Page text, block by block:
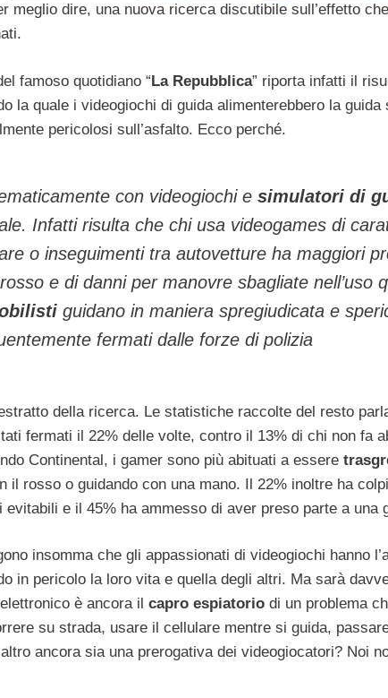
meglio dire, una nuova ricerca discutibile sull’effetto
famoso quotidiano “La Repubblica” riporta infatti il
la quale i videogiochi di guida alimenterebbero la
pericolosi sull’asfalto. Ecco perché.
con videogiochi e simulatori di
Infatti risulta che chi usa videogames di
o inseguimenti tra autovetture ha maggiori
e di danni per manovre sbagliate nell’uso
guidano in maniera spregiudicata e
fermati dalle forze di polizia
della ricerca. Le statistiche raccolte del resto
fermati il 22% delle volte, contro il 13% di chi non fa
Continental, i gamer sono più abituati a essere
il rosso o guidando con una mano. Il 22% inoltre ha
e il 45% ha ammesso di aver preso parte a una
insomma che gli appassionati di videogiochi hanno
in pericolo la loro vita e quella degli altri. Ma sarà
è ancora il capro espiatorio di un problema
su strada, usare il cellulare mentre si guida,
ancora sia una prerogativa dei videogiocatori? Noi